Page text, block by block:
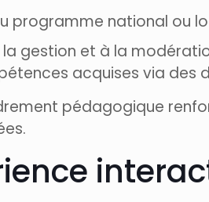
programme national ou
gestion et à la
acquises via des
pédagogique